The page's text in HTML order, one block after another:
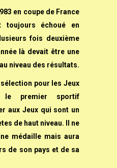
en coupe de France
toujours échoué en
fois deuxième
là devait être une
niveau des résultats.
pour les Jeux
le premier sportif
aux Jeux qui sont un
de haut niveau. Il ne
médaille mais aura
de son pays et de sa